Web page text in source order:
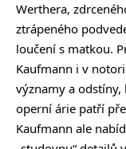
Werthera,
ztrápeného
loučení s matkou.
Kaufmann i v
významy a
operní árie patří
Kaufmann ale